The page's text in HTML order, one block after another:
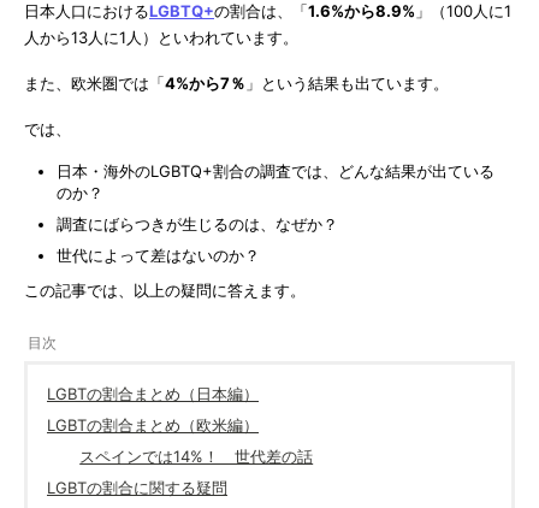
日本人口におけるLGBTQ+の割合は、「1.6%から8.9% 」（100人に1
人から13人に1人）といわれています。
また、欧米圏では「4%から7％ 」という結果も出ています。
では、
日本・海外のLGBTQ+割合の調査では、どんな結果が出ている
のか？
調査にばらつきが生じるのは、なぜか？
世代によって差はないのか？
この記事では、以上の疑問に答えます。
LGBTの割合まとめ（日本編）
LGBTの割合まとめ（欧米編）
スペインでは14%！ 世代差の話
LGBTの割合に関する疑問